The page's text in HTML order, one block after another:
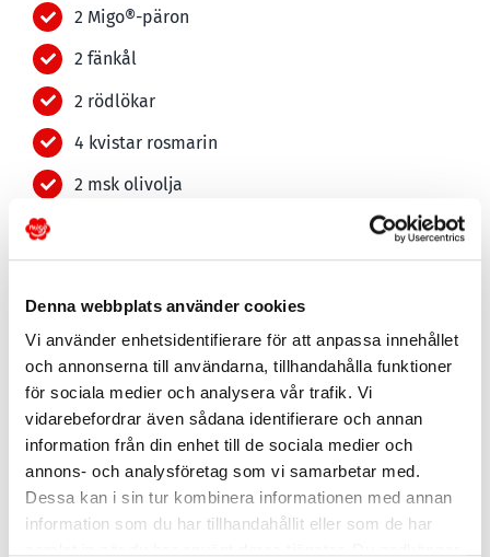
Denna webbplats använder cookies
Vi använder enhetsidentifierare för att anpassa innehållet
och annonserna till användarna, tillhandahålla funktioner
för sociala medier och analysera vår trafik. Vi
vidarebefordrar även sådana identifierare och annan
information från din enhet till de sociala medier och
annons- och analysföretag som vi samarbetar med.
Dessa kan i sin tur kombinera informationen med annan
information som du har tillhandahållit eller som de har
2 Migo®-päron
2 fänkål
2 rödlökar
4 kvistar rosmarin
2 msk olivolja
Tillagning
Portioner: 4
Tillagningstid: 25 minuter
Ugnstid: 40 minuter